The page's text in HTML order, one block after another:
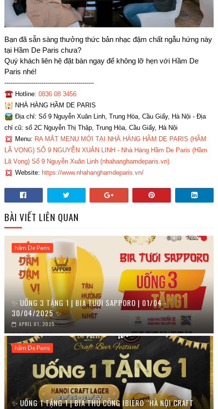
Bạn đã sẵn sàng thưởng thức bản nhạc đậm chất ngẫu hứng này
tại Hầm De Paris chưa?
Quý khách liên hệ đặt bàn ngay để không lỡ hẹn với Hầm De
Paris nhé!
----------------------------------------------
Hotline: 0836 08 3456
NHÀ HÀNG HẦM DE PARIS
Địa chỉ: Số 9 Nguyễn Xuân Linh, Trung Hòa, Cầu Giấy, Hà Nội - Địa
chỉ cũ: số 2C Nguyễn Thị Thập, Trung Hòa, Cầu Giấy, Hà Nội
Menu: RA MẮT MENU MỚI TẠI NHÀ HÀNG HẦM DE PARIS (HẦM
LÃ VỌNG) SỐ 9 NGUYỄN XUÂN LINH - Nhà Hàng Hầm De Paris (Hầm
Lã Vọng) Số 9 Nguyễn Xuân Linh (nhahanghamdeparis.vn)
Website: https://www.nhahanghamdeparis.vn/
BÀI VIẾT LIÊN QUAN
hầm De Paris
✨ UỐNG 3 TẶNG 1 | BIA TƯƠI SAPPORO | 01/04 -
30/04/2025 ✨
APRIL 01, 2025
hầm De Paris
✨ UỐNG 1 TẶNG 1 | BIA THỦ CÔNG IBIERO “HÀ NỘI CRAFT